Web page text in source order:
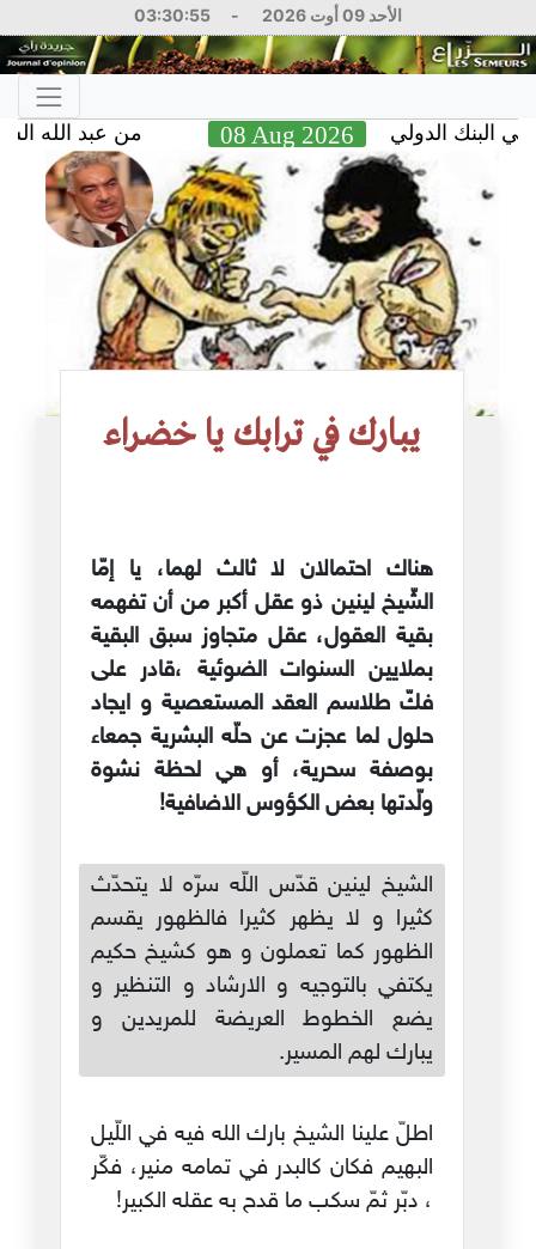
الأحد 09 أوت 2026 -
03:30:56
من عبد الله الشهري 08 Aug 2026 الدولي
يبارك في ترابك يا خضراء
هناك احتمالان لا ثالث لهما، يا إمّا
الشّيخ لينين ذو عقل أكبر من أن تفهمه
بقية العقول، عقل متجاوز سبق البقية
بملايين السنوات الضوئية ،قادر على
فكّ طلاسم العقد المستعصية و ايجاد
حلول لما عجزت عن حلّه البشرية جمعاء
بوصفة سحرية، أو هي لحظة نشوة
ولّدتها بعض الكؤوس الاضافية!
الشيخ لينين قدّس اللّه سرّه لا يتحدّث
كثيرا و لا يظهر كثيرا فالظهور يقسم
الظهور كما تعملون و هو كشيخ حكيم
يكتفي بالتوجيه و الارشاد و التنظير و
يضع الخطوط العريضة للمريدين و
يبارك لهم المسير.
اطلّ علينا الشيخ بارك الله فيه في اللّيل
البهيم فكان كالبدر في تمامه منير، فكّر
، دبّر ثمّ سكب ما قدح به عقله الكبير!